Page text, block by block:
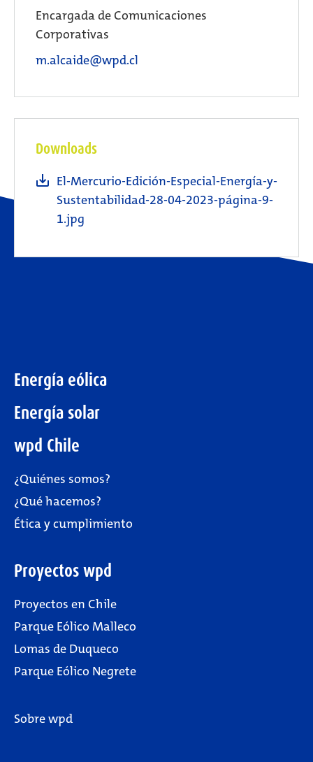
Encargada de Comunicaciones
Corporativas
m.alcaide@wpd.cl
Downloads
El-Mercurio-Edición-Especial-Energía-y-
Sustentabilidad-28-04-2023-página-9-
1.jpg
Energía eólica
Energía solar
wpd Chile
¿Quiénes somos?
¿Qué hacemos?
Ética y cumplimiento
Proyectos wpd
Proyectos en Chile
Parque Eólico Malleco
Lomas de Duqueco
Parque Eólico Negrete
Sobre wpd